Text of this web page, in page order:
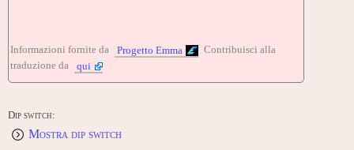
Informazioni fornite da Progetto Emma
Contribuisci alla
traduzione da
qui
Dip switch:
Mostra dip switch